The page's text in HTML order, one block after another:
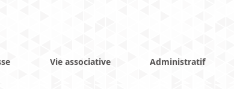
Vie associative Administratif